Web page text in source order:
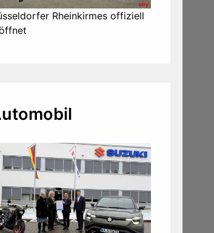
Rheinkirmes offiziell